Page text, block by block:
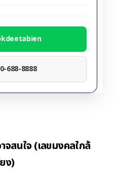
688-8888
สนใจ (เลขมงคลใกล้
ง)